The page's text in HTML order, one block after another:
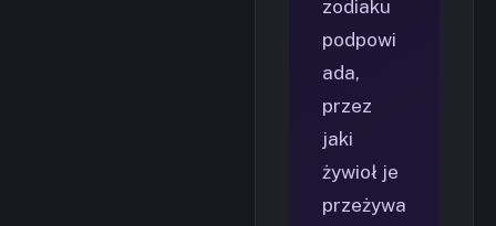
zodiaku
podpowi
ada,
przez
jaki
żywioł je
przeżywa